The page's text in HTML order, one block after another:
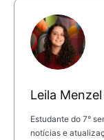
Leila Menzel
Estudante do 7°
notícias e